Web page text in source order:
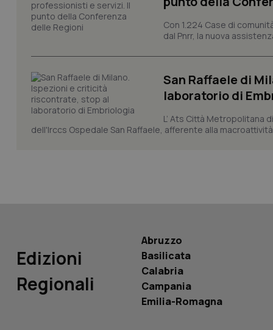
Con 1.224 Case di
dal Pnrr, la nuova
San Raffaele di
laboratorio di
L’ Ats Città Metropolitana
dell'Irccs Ospedale San Raffaele, afferente alla
Edizioni
Regionali
Abruzzo
Basilicata
Calabria
Campania
Emilia-Romagna
tracking-sites-
tracking-enable
tracking-sites-
session-id